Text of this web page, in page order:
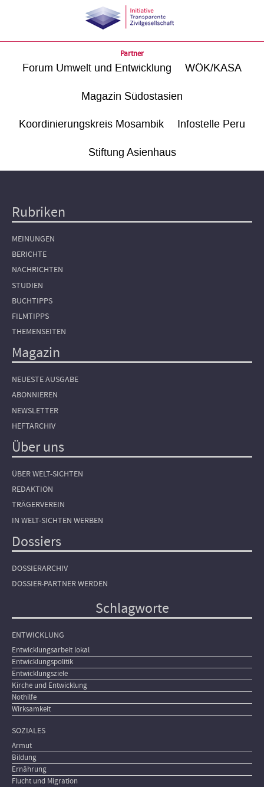
Partner
Forum Umwelt und Entwicklung WÖK/KASA
Magazin Südostasien
Koordinierungskreis Mosambik Infostelle Peru
Stiftung Asienhaus
Hauptnavigation
Rubriken
MEINUNGEN
BERICHTE
NACHRICHTEN
STUDIEN
BUCHTIPPS
FILMTIPPS
THEMENSEITEN
Magazin
NEUESTE AUSGABE
ABONNIEREN
NEWSLETTER
HEFTARCHIV
Über uns
ÜBER WELT-SICHTEN
REDAKTION
TRÄGERVEREIN
IN WELT-SICHTEN WERBEN
Dossiers
DOSSIERARCHIV
DOSSIER-PARTNER WERDEN
Schlagworte
ENTWICKLUNG
Entwicklungsarbeit lokal
Entwicklungspolitik
Entwicklungsziele
Kirche und Entwicklung
Nothilfe
Wirksamkeit
SOZIALES
Armut
Bildung
Ernährung
Flucht und Migration